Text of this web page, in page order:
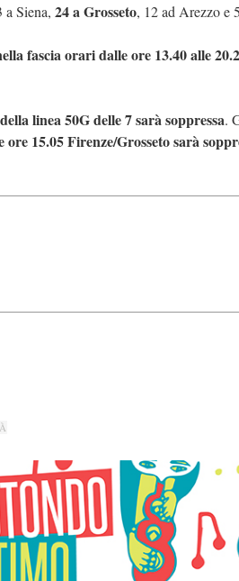
Siena, 24 a Grosseto, 12 ad Arezzo e
fascia orari dalle ore 13.40 alle
linea 50G delle 7 sarà soppressa.
ore 15.05 Firenze/Grosseto sarà